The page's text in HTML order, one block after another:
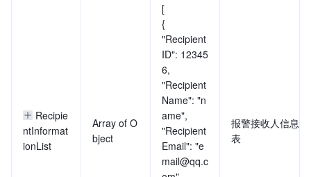
Recipie
ntInformat
ionList
Array of O
bject
[
{
"Recipient
ID": 12345
6,
"Recipient
Name": "n
ame",
"Recipient
Email": "e
mail@qq.c
报警接收人信息列
表